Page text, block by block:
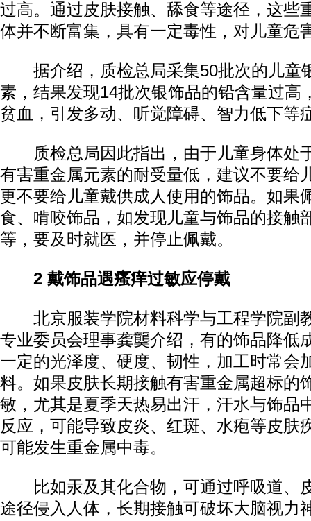
过高。通过皮肤接触、舔食等途径，这些
体并不断富集，具有一定毒性，对儿童危
据介绍，质检总局采集50批次的儿童
素，结果发现14批次银饰品的铅含量过高
贫血，引发多动、听觉障碍、智力低下等
质检总局因此指出，由于儿童身体处
有害重金属元素的耐受量低，建议不要给
更不要给儿童戴供成人使用的饰品。如果
食、啃咬饰品，如发现儿童与饰品的接触
等，要及时就医，并停止佩戴。
2 戴饰品遇瘙痒过敏应停戴
北京服装学院材料科学与工程学院副
专业委员会理事龚龑介绍，有的饰品降低
一定的光泽度、硬度、韧性，加工时常会
料。如果皮肤长期接触有害重金属超标的
敏，尤其是夏季天热易出汗，汗水与饰品
反应，可能导致皮炎、红斑、水疱等皮肤
可能发生重金属中毒。
比如汞及其化合物，可通过呼吸道、
途径侵入人体，长期接触可破坏大脑视力